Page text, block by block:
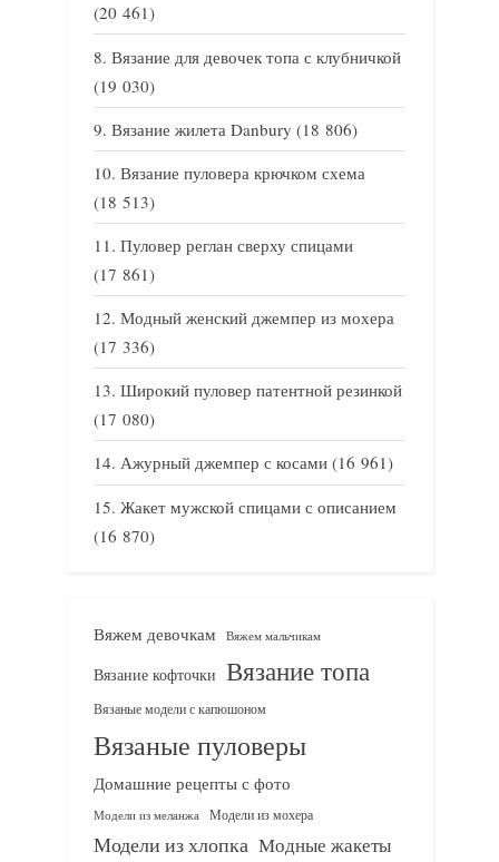
(20 461)
Вязание для девочек топа с клубничкой
(19 030)
Вязание жилета Danbury (18 806)
Вязание пуловера крючком схема
(18 513)
Пуловер реглан сверху спицами
(17 861)
Модный женский джемпер из мохера
(17 336)
Широкий пуловер патентной резинкой
(17 080)
Ажурный джемпер с косами (16 961)
Жакет мужской спицами с описанием
(16 870)
Вяжем девочкам Вяжем мальчикам
Вязание кофточки Вязание топа
Вязаные модели с капюшоном
Вязаные пуловеры
Домашние рецепты с фото
Модели из меланжа Модели из мохера
Модели из хлопка Модные жакеты